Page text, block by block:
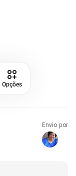
Opções
Envio por